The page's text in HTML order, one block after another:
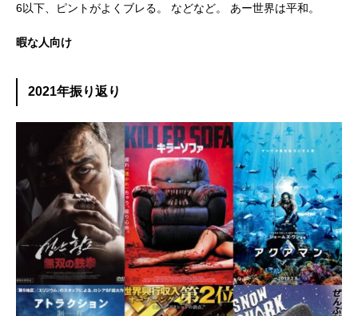
6以下、ピントがよくブレる。 などなど。 あー世界は平和。
暇な人向け
2021年振り返り